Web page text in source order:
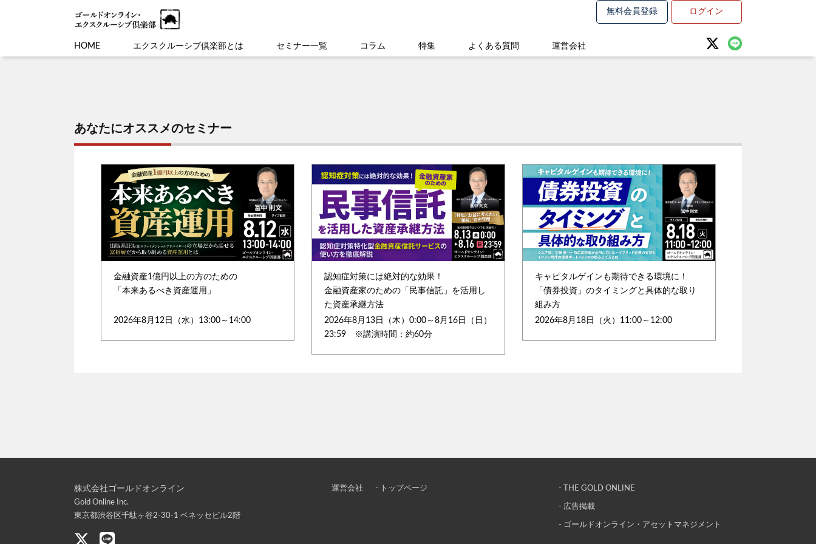
無料会員登録 ログイン
HOME エクスクルーシブ倶楽部とは セミナー一覧 コラム 特集 よくある質問 運営会社
あなたにオススメのセミナー
金融資産1億円以上の方のための
「本来あるべき資産運用」
2026年8月12日（水）13:00～14:00
認知症対策には絶対的な効果！
金融資産家のための「民事信託」を活用し
た資産承継方法
2026年8月13日（木）0:00～8月16日（日）
23:59 ※講演時間：約60分
キャピタルゲインも期待できる環境に！
「債券投資」のタイミングと具体的な取り
組み方
2026年8月18日（火）11:00～12:00
株式会社ゴールドオンライン
Gold Online Inc.
東京都渋谷区千駄ヶ谷2-30-1 ベネッセビル2階
運営会社 - トップページ - THE GOLD ONLINE
- 広告掲載
- ゴールドオンライン・アセットマネジメント